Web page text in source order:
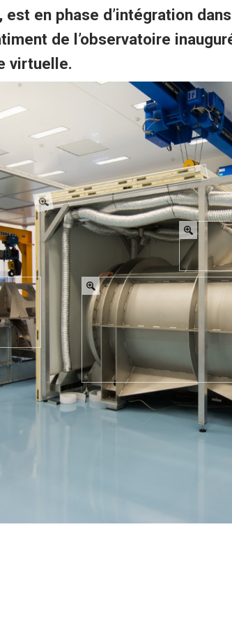
est en phase d’intégration
de l’observatoire
virtuelle.